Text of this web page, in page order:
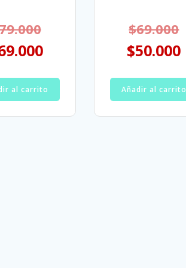
al carrito
$69.000
$50.000
Añadir al carrito